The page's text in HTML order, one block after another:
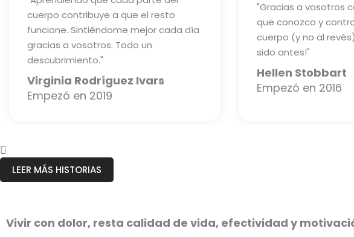
cuerpo contribuye a que el resto
funcione. Sintiéndome mejor cada día
gracias a vosotros. Todo un
descubrimiento."
Virginia Rodríguez Ivars
Empezó en 2019
"Gracias a vosotros
que conozco y
cuerpo (y no al
sido antes!"
Hellen Stobbart
Empezó en 2016
LEER MÁS HISTORIAS
Vivir con dolor, resta calidad de vida, efectividad y